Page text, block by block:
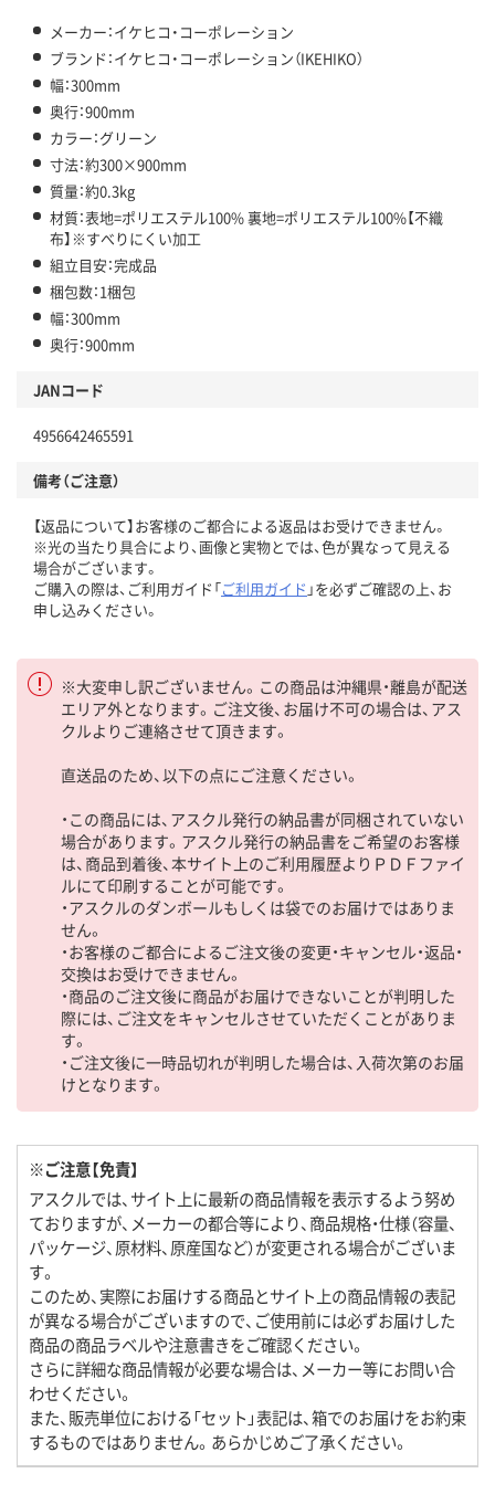
メーカー：イケヒコ・コーポレーション
ブランド：イケヒコ・コーポレーション（IKEHIKO）
幅：300mm
奥行：900mm
カラー：グリーン
寸法：約300×900mm
質量：約0.3kg
材質：表地=ポリエステル100% 裏地=ポリエステル100%【不織
布】※すべりにくい加工
組立目安：完成品
梱包数：1梱包
幅：300mm
奥行：900mm
JANコード
4956642465591
備考（ご注意）
【返品について】お客様のご都合による返品はお受けできません。
※光の当たり具合により、画像と実物とでは、色が異なって見える
場合がございます。
ご購入の際は、ご利用ガイド「ご利用ガイド 」を必ずご確認の上、お
申し込みください。
※大変申し訳ございません。この商品は沖縄県・離島が配送
エリア外となります。ご注文後、お届け不可の場合は、アス
クルよりご連絡させて頂きます。
直送品のため、以下の点にご注意ください。
・この商品には、アスクル発行の納品書が同梱されていない
場合があります。アスクル発行の納品書をご希望のお客様
は、商品到着後、本サイト上のご利用履歴よりＰＤＦファイ
ルにて印刷することが可能です。
・アスクルのダンボールもしくは袋でのお届けではありま
せん。
・お客様のご都合によるご注文後の変更・キャンセル・返品・
交換はお受けできません。
・商品のご注文後に商品がお届けできないことが判明した
際には、ご注文をキャンセルさせていただくことがありま
す。
・ご注文後に一時品切れが判明した場合は、入荷次第のお届
けとなります。
※ご注意【免責】
アスクルでは、サイト上に最新の商品情報を表示するよう努め
ておりますが、メーカーの都合等により、商品規格・仕様（容量、
パッケージ、原材料、原産国など）が変更される場合がございま
す。
このため、実際にお届けする商品とサイト上の商品情報の表記
が異なる場合がございますので、ご使用前には必ずお届けした
商品の商品ラベルや注意書きをご確認ください。
さらに詳細な商品情報が必要な場合は、メーカー等にお問い合
わせください。
また、販売単位における「セット」表記は、箱でのお届けをお約束
するものではありません。あらかじめご了承ください。